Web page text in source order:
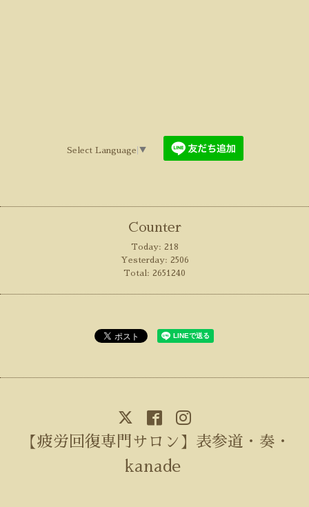
Select Language ▼
Counter
Today: 218
Yesterday: 2506
Total: 2651240
【疲労回復専門サロン】表参道・奏・
kanade